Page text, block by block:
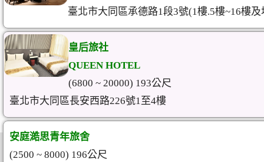
臺北市大同區承德路1段3號(1樓.5樓~16樓
皇后旅社
QUEEN HOTEL
(6800 ~ 20000) 193公尺
臺北市大同區長安西路226號1至4樓
安庭澔思青年旅舍
(2500 ~ 8000) 196公尺